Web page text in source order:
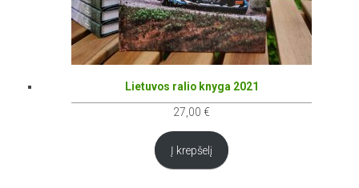
Lietuvos ralio knyga 2021
27,00 €
Į krepšelį